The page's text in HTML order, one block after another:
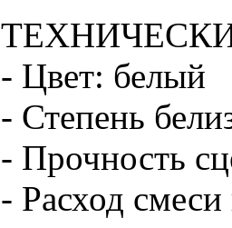
- Цвет: белый
- Степень
- Прочность
- Расход